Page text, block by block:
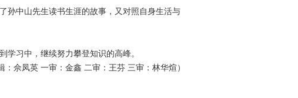
中山先生读书生涯的故事，又对照自身生活与
习中，继续努力攀登知识的高峰。
：佘凤英 一审：金鑫 二审：王芬 三审：林华煊）